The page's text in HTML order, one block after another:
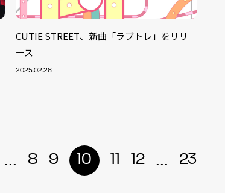
CUTIE STREET、新曲「ラブトレ」をリリ
ース
2025.02.26
... 8 9 10 11 12 ... 23